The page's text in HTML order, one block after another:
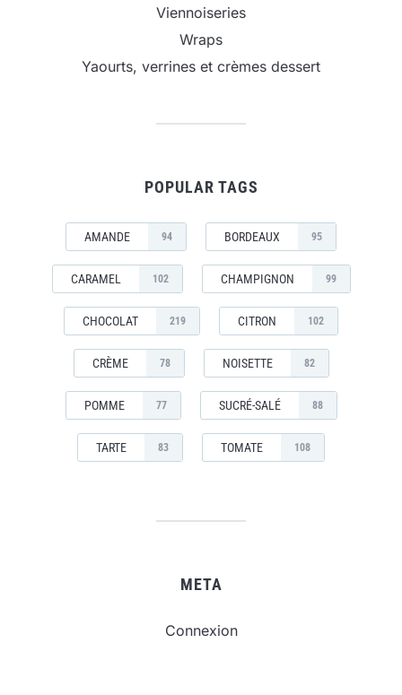
Viennoiseries
Wraps
Yaourts, verrines et crèmes dessert
POPULAR TAGS
AMANDE 94 BORDEAUX 95
CARAMEL 102 CHAMPIGNON 99
CHOCOLAT 219 CITRON 102
CRÈME 78 NOISETTE 82
POMME 77 SUCRÉ-SALÉ 88
TARTE 83 TOMATE 108
META
Connexion